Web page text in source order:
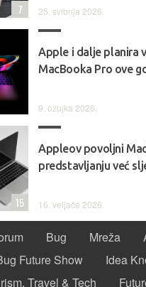
25. svibnja 2026.
7
Apple i dalje planira
MacBooka Pro ove
9. ožujka 2026.
Appleov povoljni
predstavljanju već
16. veljače 2026.
15
Bug Mreža
Future Show
Idea
Travel & Tech